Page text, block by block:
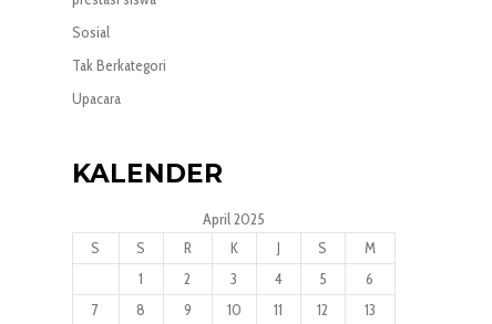
Sosial
Tak Berkategori
Upacara
KALENDER
April 2025
S
S R K J S
M
1
2 3 4 5
6
7
8 9 10 11 12
13